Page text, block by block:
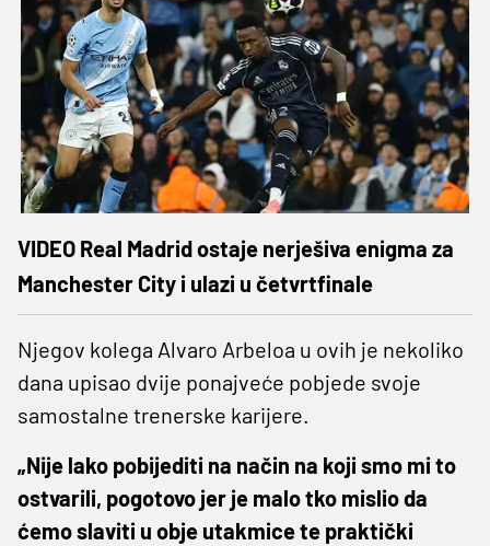
VIDEO Real Madrid ostaje nerješiva enigma za
Manchester City i ulazi u četvrtfinale
Njegov kolega Alvaro Arbeloa u ovih je nekoliko
dana upisao dvije ponajveće pobjede svoje
samostalne trenerske karijere.
„Nije lako pobijediti na način na koji smo mi to
ostvarili, pogotovo jer je malo tko mislio da
ćemo slaviti u obje utakmice te praktički